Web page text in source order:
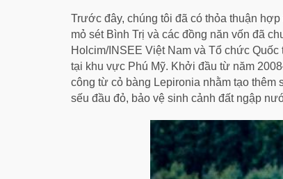
Trước đây, chúng tôi đã có thỏa thuận
mỏ sét Bình Trị và các đồng năn vốn đã
Holcim/INSEE Việt Nam và Tổ chức
tại khu vực Phú Mỹ. Khởi đầu từ năm
công từ cỏ bàng Lepironia nhằm tạo
sếu đầu đỏ, bảo vệ sinh cảnh đất ngập